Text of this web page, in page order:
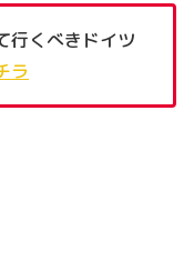
行くべきドイツ
ラ